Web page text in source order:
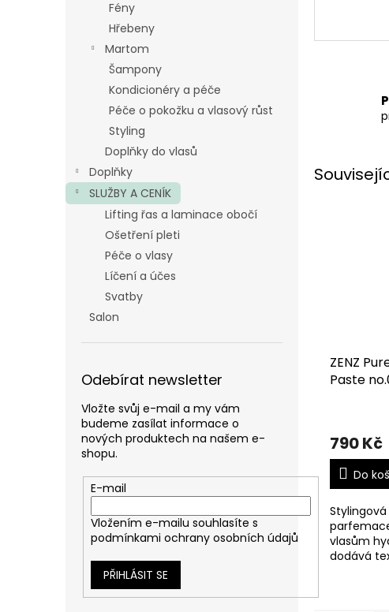
Fény
Hřebeny
Martom
Šampony
Kondicionéry a péče
Péče o pokožku a vlasový růst
Styling
Doplňky do vlasů
Doplňky
SLUŽBY A CENÍK
Lifting řas a laminace obočí
Ošetření pleti
Péče o vlasy
Líčení a účes
Svatby
Salon
Odebírat newsletter
Vložte svůj e-mail a my vám
budeme zasílat informace o
nových produktech na našem e-
shopu.
E-mail
Vložením e-mailu souhlasíte s
podmínkami ochrany osobních údajů
PŘIHLÁSIT SE
ZENZ
Paste
790 Kč
Do
vlasům
dodává